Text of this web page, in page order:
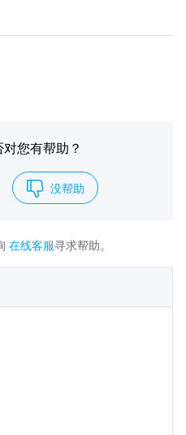
您有帮助？
没帮助
在线客服寻求帮助。